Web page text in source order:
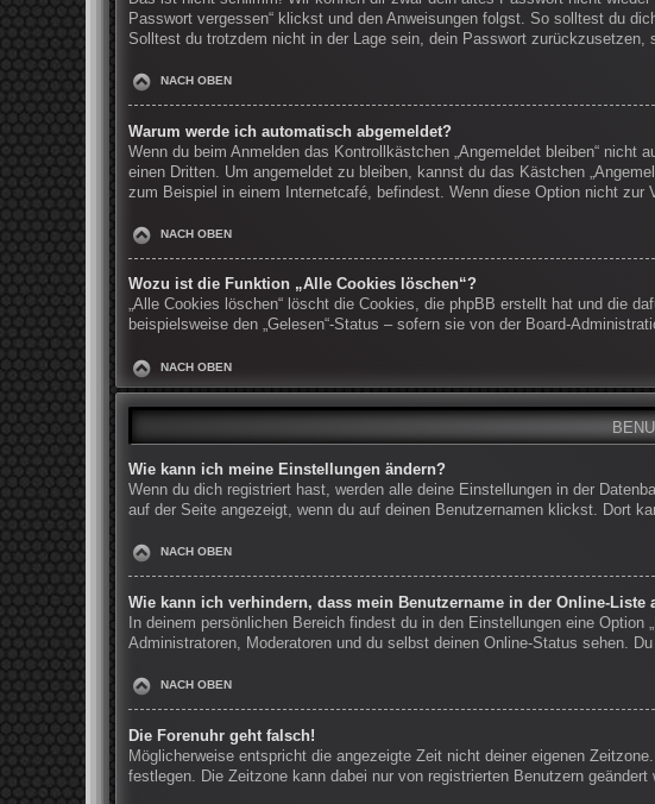
Passwort vergessen“ klickst und den Anweisungen folgst. So solltest du
Solltest du trotzdem nicht in der Lage sein, dein Passwort zurückzusetzen,
NACH OBEN
Warum werde ich automatisch abgemeldet?
Wenn du beim Anmelden das Kontrollkästchen „Angemeldet bleiben“
einen Dritten. Um angemeldet zu bleiben, kannst du das Kästchen
zum Beispiel in einem Internetcafé, befindest. Wenn diese Option nicht
NACH OBEN
Wozu ist die Funktion „Alle Cookies löschen“?
„Alle Cookies löschen“ löscht die Cookies, die phpBB erstellt hat und die
beispielsweise den „Gelesen“-Status – sofern sie von der Board-
NACH OBEN
Wie kann ich meine Einstellungen ändern?
Wenn du dich registriert hast, werden alle deine Einstellungen in der
auf der Seite angezeigt, wenn du auf deinen Benutzernamen klickst. Dort
NACH OBEN
Wie kann ich verhindern, dass mein Benutzername in der Online-Liste
In deinem persönlichen Bereich findest du in den Einstellungen eine
Administratoren, Moderatoren und du selbst deinen Online-Status sehen.
NACH OBEN
Die Forenuhr geht falsch!
Möglicherweise entspricht die angezeigte Zeit nicht deiner eigenen
festlegen. Die Zeitzone kann dabei nur von registrierten Benutzern